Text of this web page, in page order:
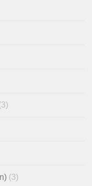
(3)